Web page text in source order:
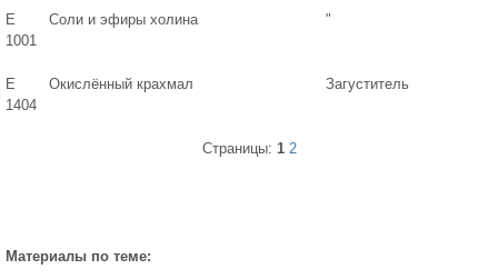
Е
1001
Соли и эфиры холина "
Е
1404
Окислённый крахмал Загуститель
Страницы: 1 2
Материалы по теме: